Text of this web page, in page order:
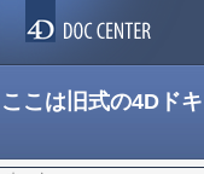
ここは旧式の4Dド